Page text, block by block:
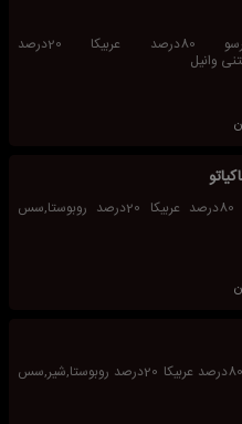
2شات اسپرسو 80درصد عربیکا 20درصد
وانیل
2شات اسپرسو 80درصد عربیکا 20درصد روبوستا,سس
2شات اسپرسو 80درصد عربیکا 20درصد روبوستا,شیر,سس